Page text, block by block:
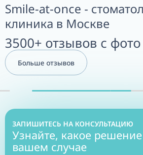
Smile-at-once -
клиника в Москве
3500+ отзывов с
Больше отзывов
SMILE-AT-ONCE
ДМИТРИЙ
БУРДЮГ
Подробнее
ЗАПИШИТЕСЬ НА КОНСУЛЬТАЦИЮ
Узнайте, какое
вашем случае